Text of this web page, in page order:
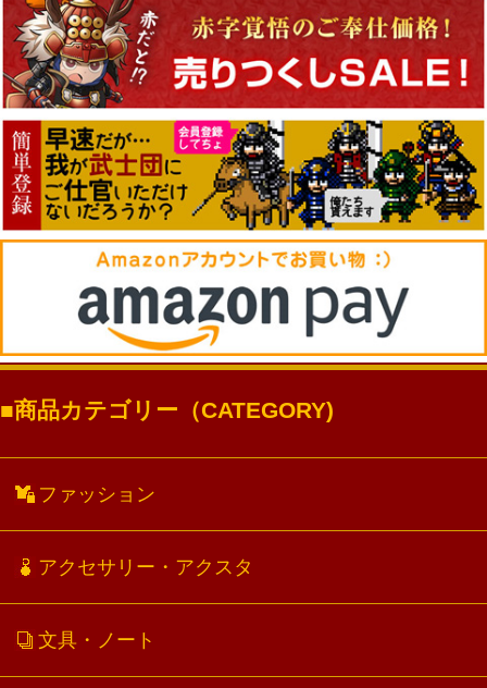
商品カテゴリー（CATEGORY)
ファッション
アクセサリー・アクスタ
文具・ノート